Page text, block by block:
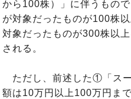
から100株）」に伴うもの
が対象だったものが100株
対象だったものが300株以
される。
ただし、前述した①「ス
額は10万円以上100万円ま